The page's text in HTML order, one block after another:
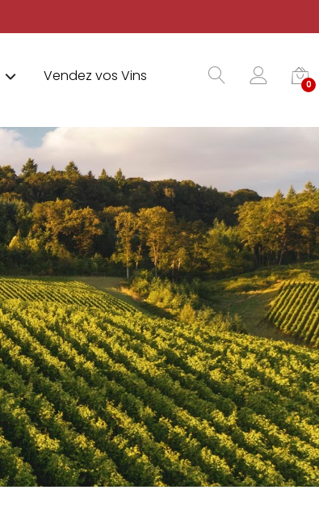
Vendez vos Vins 0